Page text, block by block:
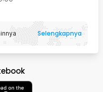
Selengkapnya